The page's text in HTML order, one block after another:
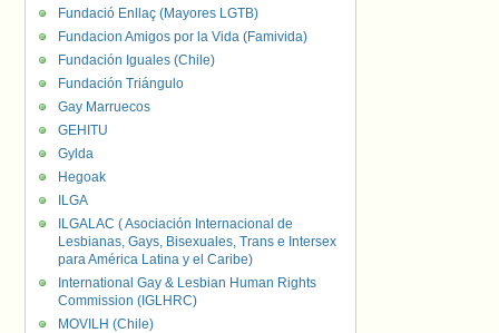
Fundació Enllaç (Mayores LGTB)
Fundacion Amigos por la Vida (Famivida)
Fundación Iguales (Chile)
Fundación Triángulo
Gay Marruecos
GEHITU
Gylda
Hegoak
ILGA
ILGALAC ( Asociación Internacional de
Lesbianas, Gays, Bisexuales, Trans e Intersex
para América Latina y el Caribe)
International Gay & Lesbian Human Rights
Commission (IGLHRC)
MOVILH (Chile)